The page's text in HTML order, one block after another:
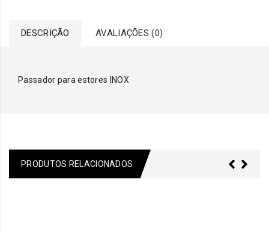
DESCRIÇÃO AVALIAÇÕES (0)
Passador para estores INOX
PRODUTOS RELACIONADOS